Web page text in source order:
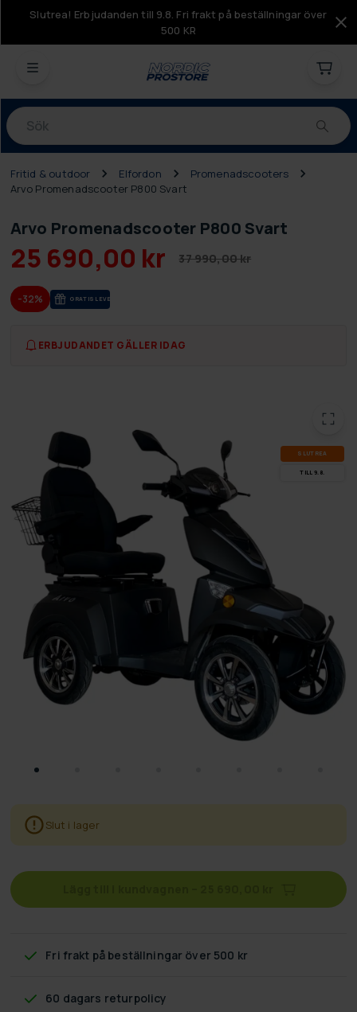
Slutrea! Erbjudanden till 9.8. Fri frakt på beställningar över
500 KR
Produkter
Fritid & outdoor Elfordon
Promenadscooters
Arvo Promenadscooter P800 Svart
Arvo Promenadscooter P800 Svart
25 690,00 kr 37 990,00 kr
-32% GRA­TIS LE­VE­RANS
ERBJUDANDET GÄLLER IDAG
SLUT­REA
TILL 9.8.
Slut i lager
Fri frakt på beställningar över 500 kr
60 dagars returpolicy